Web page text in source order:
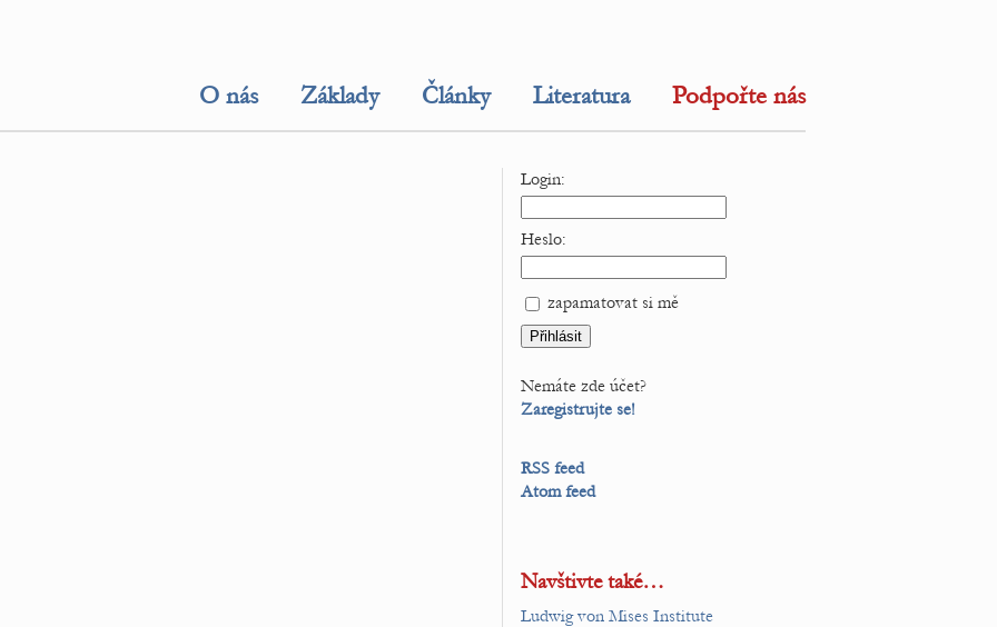
O nás Základy Články Literatura Podpořte nás
Login:
Heslo:
zapamatovat si mě
Nemáte zde účet?
Zaregistrujte se!
RSS feed
Atom feed
Navštivte také…
Ludwig von Mises Institute